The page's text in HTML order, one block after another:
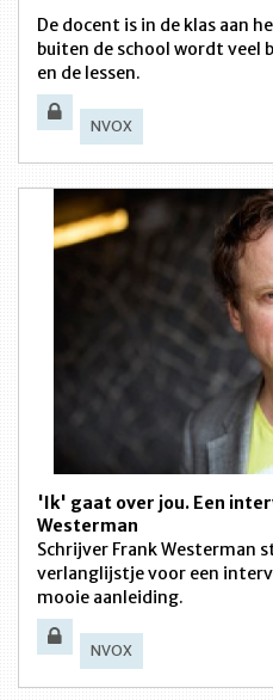
De docent is in de klas aan
buiten de school wordt veel
en de lessen.
NVOX
'Ik' gaat over jou. Een
Westerman
Schrijver Frank Westerman
verlanglijstje voor een
mooie aanleiding.
NVOX